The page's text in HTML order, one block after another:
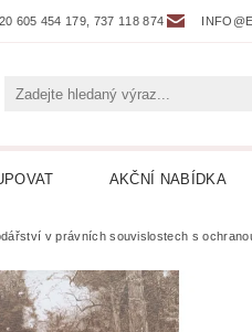
605 454 179, 737 118 874
AKČNÍ NABÍDKA
BELETRIE
KNIHY
v právních souvislostech s